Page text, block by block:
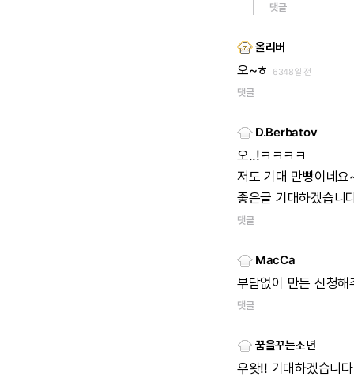
댓글
올리버
오~ㅎ 6348일 전
댓글
D.Berbatov
오..!ㅋㅋㅋㅋ
저도기대 만빵이네
좋은글 기대하겠습니
댓글
MacCa
부담없이 만든 신청해
댓글
꿈을꾸는소년
우왓!! 기대하겠습니